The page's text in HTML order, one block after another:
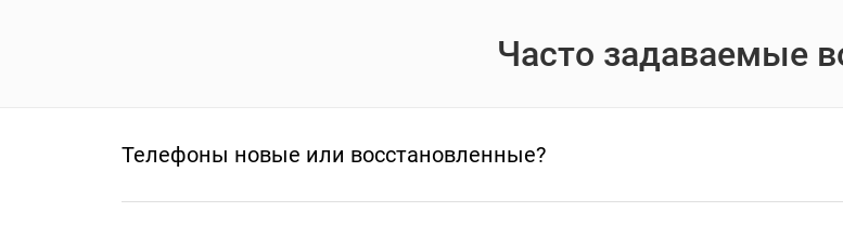
Часто задаваемые
Телефоны новые или восстановленные?